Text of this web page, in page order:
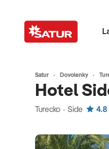
Satur Dovolenky
Hotel
Turecko · Side 4.8